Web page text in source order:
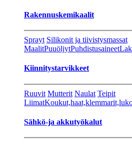
Rakennuskemikaalit
Sprayt Silikonit ja tiivistysmassat
MaalitPuuöljytPuhdistusaineet
Kiinnitystarvikkeet
Ruuvit Mutterit Naulat Teipit
Liimat
Sähkö-ja akkutyökalut